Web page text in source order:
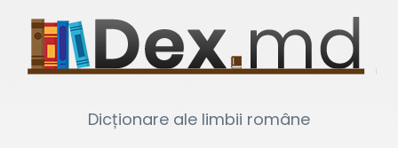
Dicționare ale limbii române